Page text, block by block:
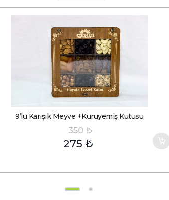
9’lu Karışık Meyve +Kuruyemiş Kutusu
350₺
275 ₺